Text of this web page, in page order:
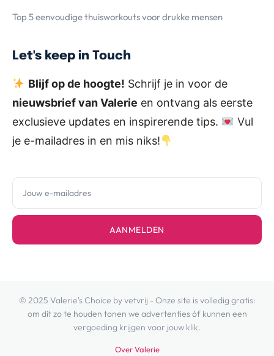
Top 5 eenvoudige thuisworkouts voor drukke mensen
Let's keep in Touch
Blijf op de hoogte! Schrijf je in voor de
nieuwsbrief van Valerie en ontvang als eerste
exclusieve updates en inspirerende tips.
Vul
je e-mailadres in en mis niks!
AANMELDEN
© 2025 Valerie's Choice by vetvrij - Onze site is volledig gratis:
om dit zo te houden tonen we advertenties óf kunnen een
vergoeding krijgen voor jouw klik.
Over Valerie